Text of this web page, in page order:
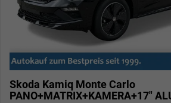
Skoda Kamiq Monte Carlo
PANO+MATRIX+KAMERA+17"